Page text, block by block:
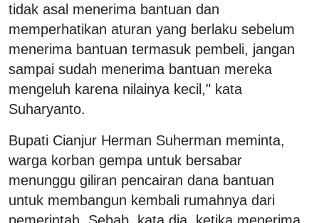
tidak asal menerima bantuan dan
memperhatikan aturan yang berlaku sebelum
menerima bantuan termasuk pembeli, jangan
sampai sudah menerima bantuan mereka
mengeluh karena nilainya kecil," kata
Suharyanto.
Bupati Cianjur Herman Suherman meminta,
warga korban gempa untuk bersabar
menunggu giliran pencairan dana bantuan
untuk membangun kembali rumahnya dari